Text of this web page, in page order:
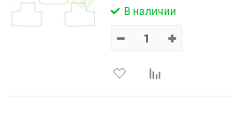
В наличии
ДобавитьДобавить